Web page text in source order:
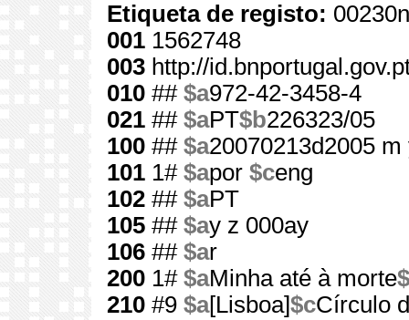
Etiqueta de registo:
001 1562748
003 http://
010 ## $a972-42-3458-4
021 ## $aPT$b226323/05
100 ## $a20070213d2005
101 1# $apor $ceng
102 ## $aPT
105 ## $ay z 000ay
106 ## $ar
200 1# $aMinha até à morte
210 #9 $a[Lisboa]$cCírculo